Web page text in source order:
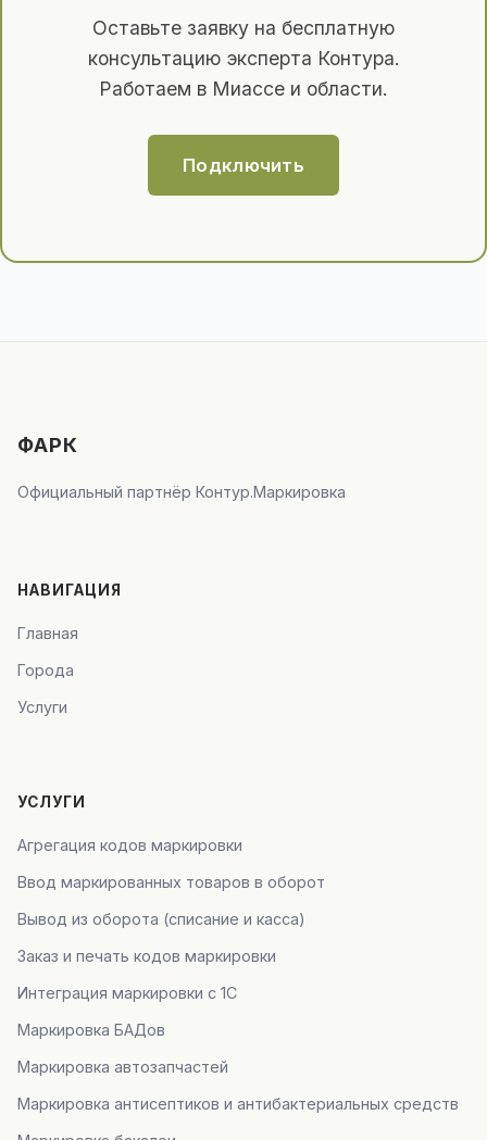
Оставьте заявку на бесплатную
консультацию эксперта Контура.
Работаем в Миассе и области.
Подключить
ФАРК
Официальный партнёр Контур.Маркировка
НАВИГАЦИЯ
Главная
Города
Услуги
УСЛУГИ
Агрегация кодов маркировки
Ввод маркированных товаров в оборот
Вывод из оборота (списание и касса)
Заказ и печать кодов маркировки
Интеграция маркировки с 1С
Маркировка БАДов
Маркировка автозапчастей
Маркировка антисептиков и антибактериальных средств